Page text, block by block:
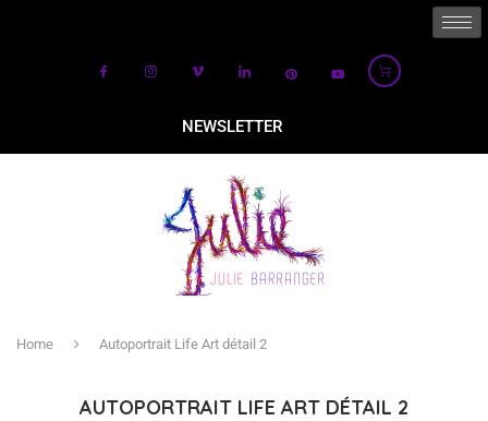
NEWSLETTER
Home Autoportrait Life Art détail 2
AUTOPORTRAIT LIFE ART DÉTAIL 2